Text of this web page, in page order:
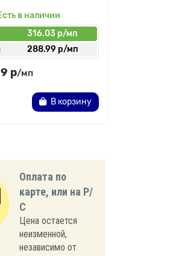
в наличии
316.03 р/мп
288.99 р/мп
р/мп
В корзину
Оплата по
карте, или на Р/
С
Цена остается
неизменной,
независимо от